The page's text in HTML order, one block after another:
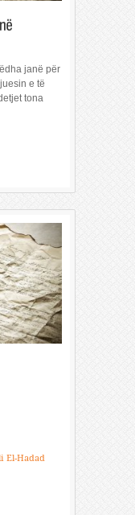
janë për
e të
tona
El-Hadad